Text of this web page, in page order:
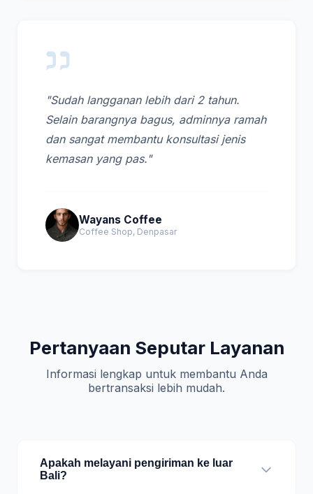
"Sudah langganan lebih dari 2 tahun.
Selain barangnya bagus, adminnya ramah
dan sangat membantu konsultasi jenis
kemasan yang pas."
Wayans Coffee
Coffee Shop, Denpasar
Pertanyaan Seputar Layanan
Informasi lengkap untuk membantu Anda
bertransaksi lebih mudah.
Apakah melayani pengiriman ke luar
Bali?